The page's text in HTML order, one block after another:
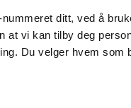
ditt, ved å
at vi kan tilby deg
Du velger hvem som